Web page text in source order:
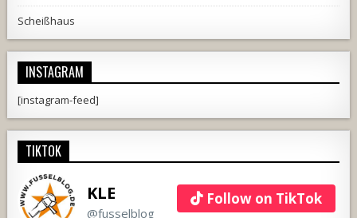
Scheißhaus
INSTAGRAM
[instagram-feed]
TIKTOK
KLE
@fusselblog
Follow on TikTok